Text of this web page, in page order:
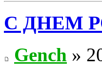
С ДНЕМ
Gench »